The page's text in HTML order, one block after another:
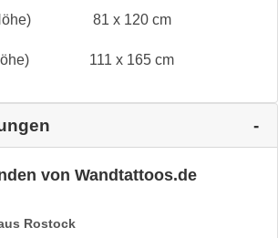
81 x 120 cm
111 x 165 cm
von Wandtattoos.de
Rostock